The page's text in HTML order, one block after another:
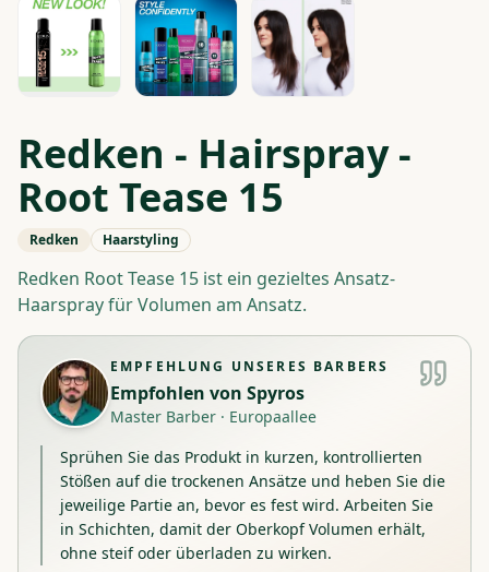
Redken - Hairspray -
Root Tease 15
Redken Haarstyling
Redken Root Tease 15 ist ein gezieltes Ansatz-
Haarspray für Volumen am Ansatz.
EMPFEHLUNG UNSERES BARBERS
Empfohlen von Spyros
Master Barber · Europaallee
Sprühen Sie das Produkt in kurzen, kontrollierten
Stößen auf die trockenen Ansätze und heben Sie die
jeweilige Partie an, bevor es fest wird. Arbeiten Sie
in Schichten, damit der Oberkopf Volumen erhält,
ohne steif oder überladen zu wirken.